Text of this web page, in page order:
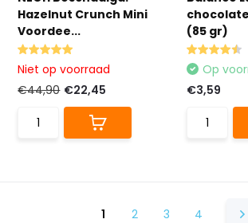
Hazelnut Crunch Mini
Voordee...
Niet op voorraad
€44,90 €22,45
(85 gr)
Op
€3,59
1 2 3 4